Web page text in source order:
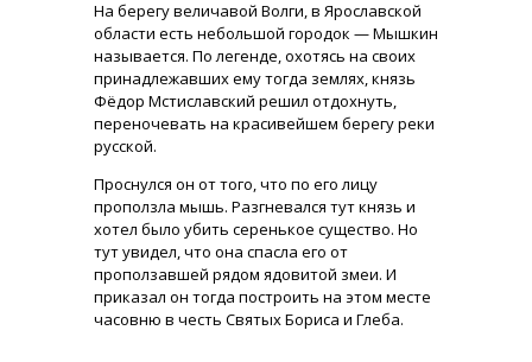
На берегу величавой Волги, в Ярославской
области есть небольшой городок — Мышкин
называется. По легенде, охотясь на своих
принадлежавших ему тогда землях, князь
Фёдор Мстиславский решил отдохнуть,
переночевать на красивейшем берегу реки
русской.
Проснулся он от того, что по его лицу
проползла мышь. Разгневался тут князь и
хотел было убить серенькое существо. Но
тут увидел, что она спасла его от
проползавшей рядом ядовитой змеи. И
приказал он тогда построить на этом месте
часовню в честь Святых Бориса и Глеба.